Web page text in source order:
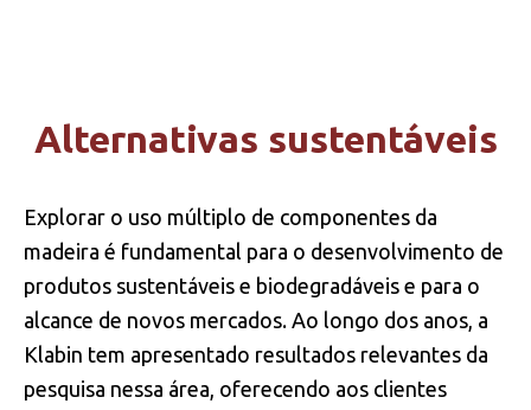
NOVOS PRODUTOS
GESTAO DA INOVAÇÃO
Alternativas sustentáveis
Explorar o uso múltiplo de componentes da
madeira é fundamental para o desenvolvimento de
produtos sustentáveis e biodegradáveis e para o
alcance de novos mercados. Ao longo dos anos, a
Klabin tem apresentado resultados relevantes da
pesquisa nessa área, oferecendo aos clientes